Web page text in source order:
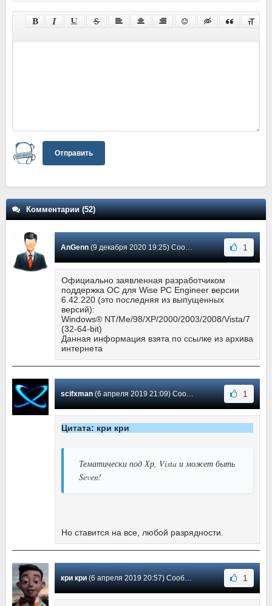
Отправить
Комментарии (52)
AnGenn(9 декабря 2020 19:25) Сообщение #52 1
Официально заявленная разработчиком
поддержка ОС для Wise PC Engineer версии
6.42.220 (это последняя из выпущенных
версий):
Windows® NT/Me/98/XP/2000/2003/2008/Vista/7
(32-64-bit)
Данная информация взята по ссылке из архива
интернета
scifxman(6 апреля 2019 21:09) Сообщение #51 1
Цитата: кри кри
Тематически под Хр, Vista и может быть
Seven!
Но ставится на все, любой разрядности.
кри кри(6 апреля 2019 20:57) Сообщение #50 1